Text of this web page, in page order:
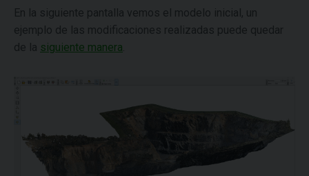
En la siguiente pantalla vemos el modelo inicial, un
ejemplo de las modificaciones realizadas puede quedar
de la siguiente manera